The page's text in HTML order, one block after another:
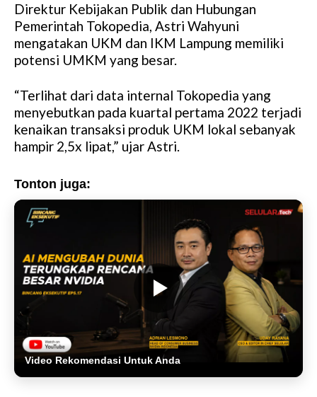
Direktur Kebijakan Publik dan Hubungan
Pemerintah Tokopedia, Astri Wahyuni
mengatakan UKM dan IKM Lampung memiliki
potensi UMKM yang besar.
“Terlihat dari data internal Tokopedia yang
menyebutkan pada kuartal pertama 2022 terjadi
kenaikan transaksi produk UKM lokal sebanyak
hampir 2,5x lipat,” ujar Astri.
Tonton juga:
Video Rekomendasi Untuk Anda